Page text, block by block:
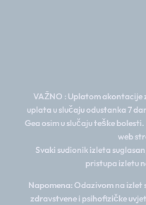
VAŽNO : Uplatom akontacije
uplata u slučaju odustanka 7
Gea osim u slučaju teške
web
Svaki sudionik izleta
pristupa izletu
Napomena: Odazivom na izlet
zdravstvene i psihofizičke